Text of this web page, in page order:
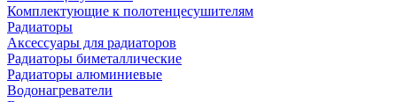
Комплектующие к полотенцесушителям
Радиаторы
Аксессуары для радиаторов
Радиаторы биметаллические
Радиаторы алюминиевые
Водонагреватели